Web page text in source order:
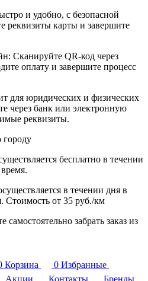
и удобно, с безопасной
реквизиты карты и завершите
Сканируйте QR-код через
оплату и завершите процесс
для юридических и физических
через банк или электронную
реквизиты.
городу
бесплатно в течении
в течении дня в
Стоимость от 35 руб./км
забрать заказ из
Корзина 0 Избранные
Акции Контакты
Бренды